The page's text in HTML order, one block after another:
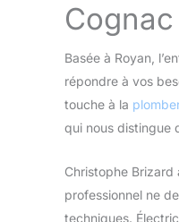
Cognac
Basée à Royan,
répondre à vos
touche à la
qui nous distingue
Christophe Brizard
professionnel ne
techniques.